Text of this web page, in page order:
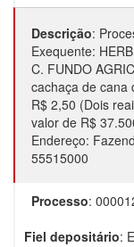
Descrição:
Exequente:
C. FUNDO
cachaça de cana
R$ 2,50 (Dois
valor de R$
Endereço:
55515000
Processo:
Fiel depositário: